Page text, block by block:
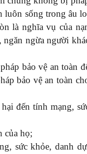
luôn sống trong âu
là nghĩa vụ của
ngăn ngừa người
bảo vệ an toàn
bảo vệ an toàn
đến tính mạng,
của họ;
sức khỏe, danh